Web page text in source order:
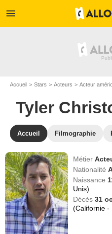
menu
Accueil Stars Acteurs Acteur
Tyler
Accueil Filmographie
Métier
Nationalité
Naissance
Unis)
Décès31
(Californie -